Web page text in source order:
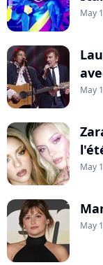
May
May
May
May